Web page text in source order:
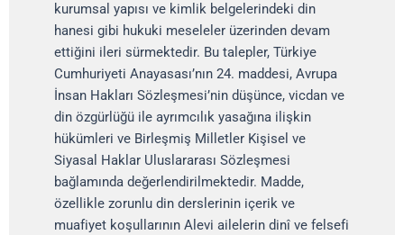
kurumsal yapısı ve kimlik belgelerindeki din
hanesi gibi hukuki meseleler üzerinden devam
ettiğini ileri sürmektedir. Bu talepler, Türkiye
Cumhuriyeti Anayasası’nın 24. maddesi, Avrupa
İnsan Hakları Sözleşmesi’nin düşünce, vicdan ve
din özgürlüğü ile ayrımcılık yasağına ilişkin
hükümleri ve Birleşmiş Milletler Kişisel ve
Siyasal Haklar Uluslararası Sözleşmesi
bağlamında değerlendirilmektedir. Madde,
özellikle zorunlu din derslerinin içerik ve
muafiyet koşullarının Alevi ailelerin dinî ve felsefi